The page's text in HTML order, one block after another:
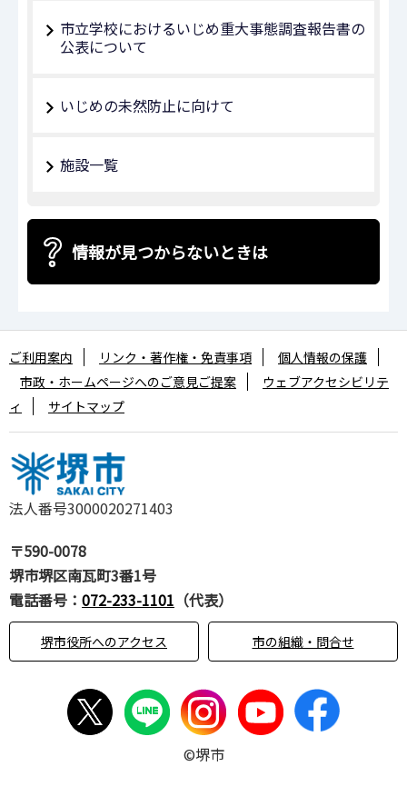
市立学校におけるいじめ重大事態調査報告書の
公表について
いじめの未然防止に向けて
施設一覧
情報が見つからないときは
法人番号3000020271403
〒590-0078
堺市堺区南瓦町3番1号
電話番号： 072-233-1101 （代表）
堺市役所へのアクセス 市の組織・問合せ
ご利用案内 リンク・著作権・免責事項
個人情報の保護
市政・ホームページへのご意見ご提案
ウェブアクセシビリテ
ィ
サイトマップ
©堺市